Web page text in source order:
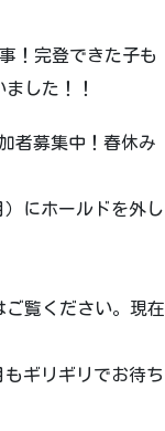
！完登できた子も
した！！
者募集中！春休み
にホールドを外し
覧ください。現在
ギリギリでお待ち